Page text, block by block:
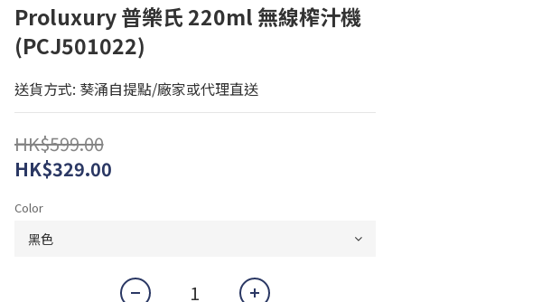
Proluxury 普樂氏 220ml 無線榨汁機
(PCJ501022)
送貨方式: 葵涌自提點/廠家或代理直送
HK$599.00
HK$329.00
Color